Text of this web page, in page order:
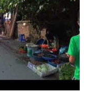
206 đường Cổ Linh,
* Cách chợ tạm
mặt đường Cổ
Mall Long Biên
khoảng 300m; *
cấ...